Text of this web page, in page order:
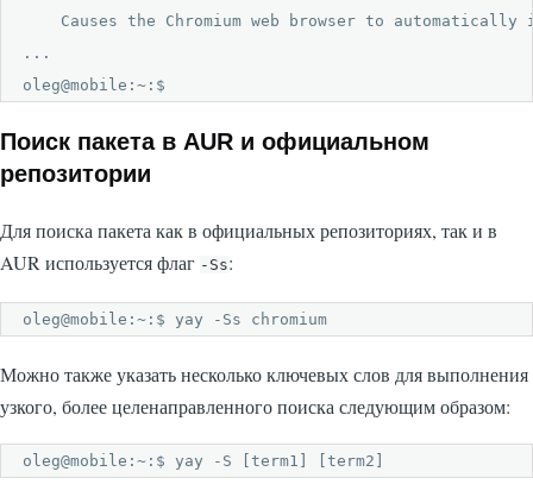
Causes the Chromium web browser to automatically
...
oleg@mobile:~:$
Поиск пакета в AUR и официальном
репозитории
Для поиска пакета как в официальных репозиториях, так и в
AUR используется флаг -Ss:
oleg@mobile:~:$ yay -Ss chromium
Можно также указать несколько ключевых слов для выполнения
узкого, более целенаправленного поиска следующим образом:
oleg@mobile:~:$ yay -S [term1] [term2]